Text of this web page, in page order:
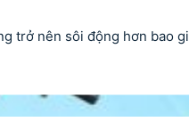
nên sôi động hơn